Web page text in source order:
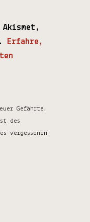
Erfahre,
Gefährte.
des
vergessenen